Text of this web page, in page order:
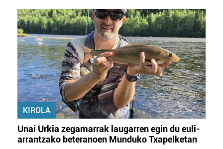
KIROLA
Unai Urkia zegamarrak laugarren egin du euli-
arrantzako beteranoen Munduko Txapelketan